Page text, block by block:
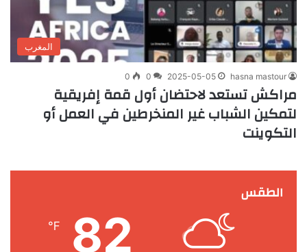
المغرب
hasna mastour
2025-05-05
0
0
مراكش تستعد لاحتضان أول قمة إفريقية
لتمكين الشباب غير المنخرطين في العمل أو
التكوينت
الطقس
82
℉